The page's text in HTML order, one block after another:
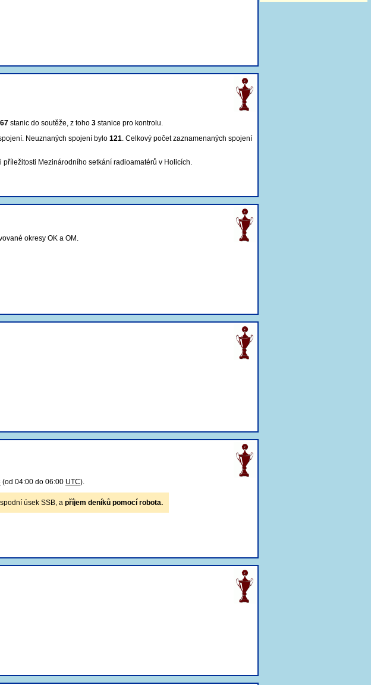
67 stanic do soutěže, z toho 3 stanice pro kontrolu.
. Neuznaných spojení bylo 121. Celkový počet zaznamenaných spojení
příležitosti Mezinárodního setkání radioamatérů v Holicích.
okresy OK a OM.
(od 04:00 do 06:00 UTC).
úsek SSB, a příjem deníků pomocí robota.